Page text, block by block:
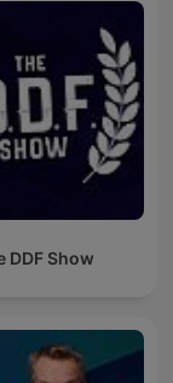
DDF Show